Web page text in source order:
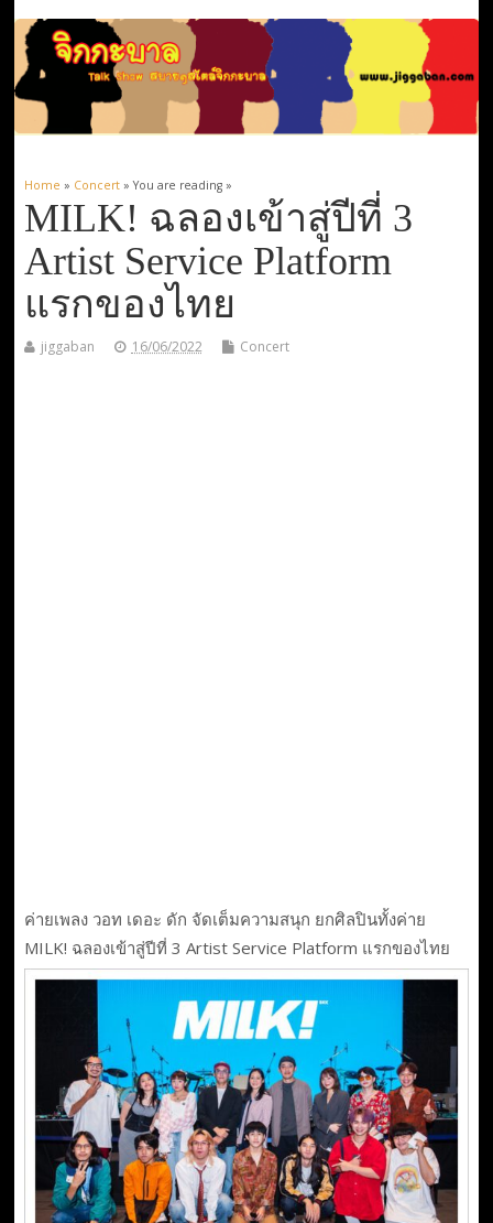
Home » Concert» You are reading »
MILK! ฉลองเข้าสู่ปีที่ 3
Artist Service Platform
แรกของไทย
jiggaban 16/06/2022 Concert
ค่ายเพลง วอท เดอะ ดัก จัดเต็มความสนุก ยกศิลปินทั้งค่าย
MILK! ฉลองเข้าสู่ปีที่ 3 Artist Service Platform แรกของไทย